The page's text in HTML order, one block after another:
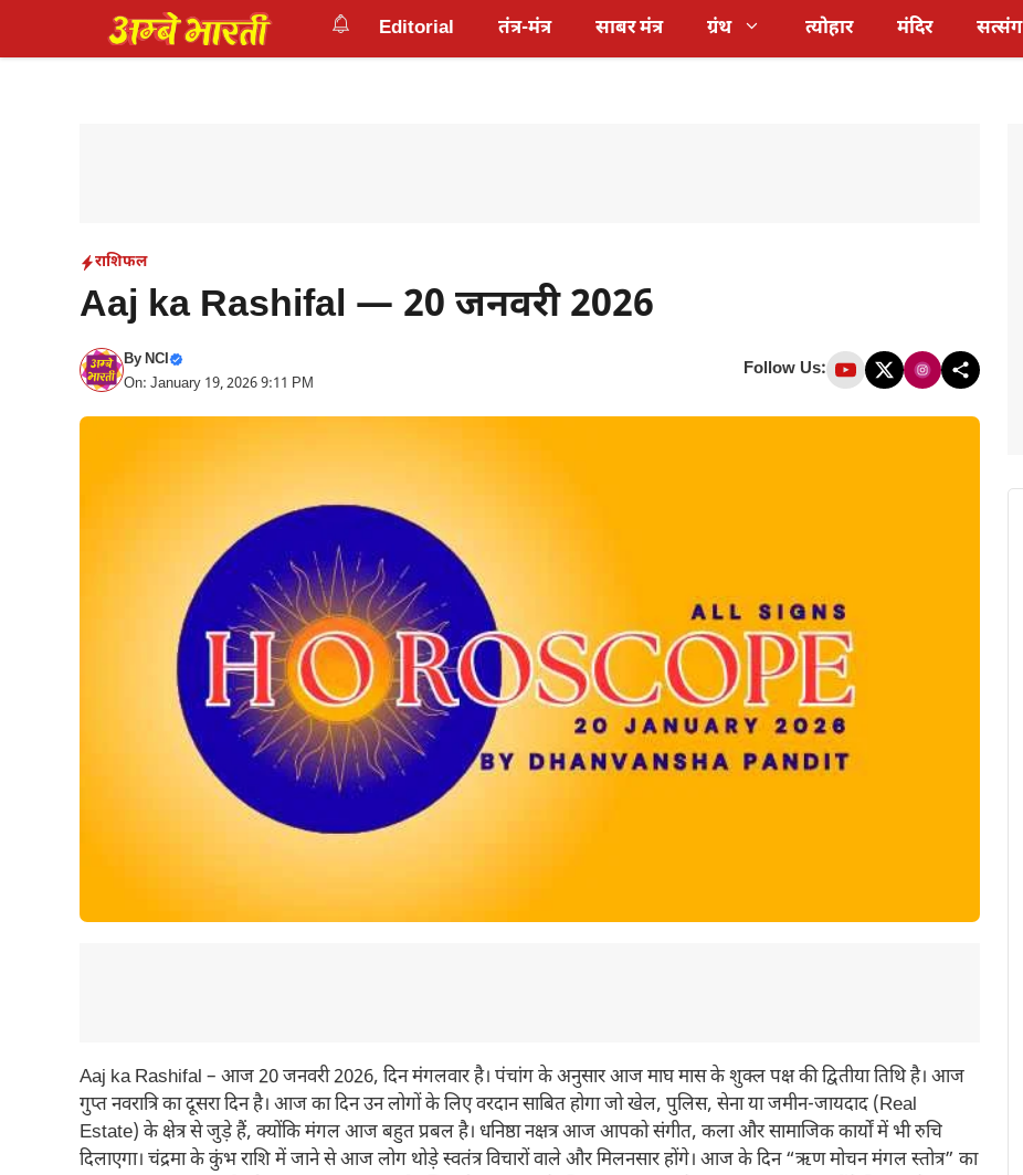
Editorial तंत्र-मंत्र साबर मंत्र ग्रंथ त्योहार मंदिर सत्संग
राशिफल
Aaj ka Rashifal — 20 जनवरी 2026
ByNCI
On: January 19, 2026 9:11 PM
Follow Us:
Aaj ka Rashifal – आज 20 जनवरी 2026, दिन मंगलवार है। पंचांग के अनुसार आज माघ मास के शुक्ल पक्ष की द्वितीया तिथि है। आज
गुप्त नवरात्रि का दूसरा दिन है। आज का दिन उन लोगों के लिए वरदान साबित होगा जो खेल, पुलिस, सेना या जमीन-जायदाद (Real
Estate) के क्षेत्र से जुड़े हैं, क्योंकि मंगल आज बहुत प्रबल है। धनिष्ठा नक्षत्र आज आपको संगीत, कला और सामाजिक कार्यों में भी रुचि
दिलाएगा। चंद्रमा के कुंभ राशि में जाने से आज लोग थोड़े स्वतंत्र विचारों वाले और मिलनसार होंगे। आज के दिन “ऋण मोचन मंगल स्तोत्र” का